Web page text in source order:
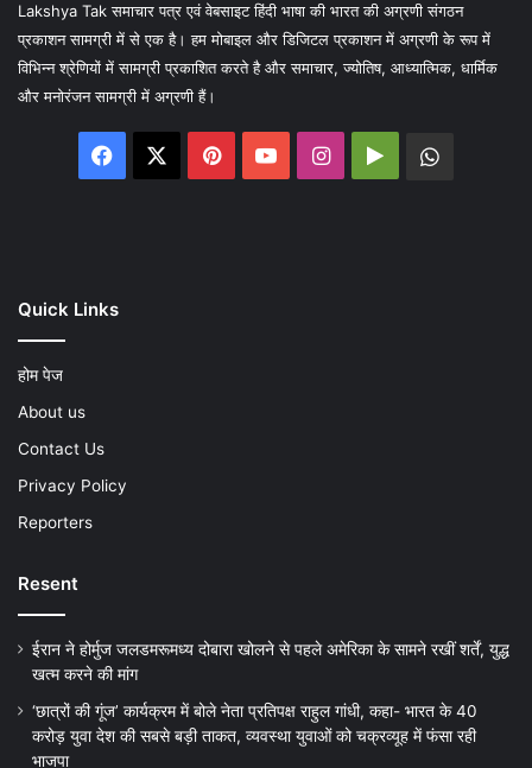
Lakshya Tak समाचार पत्र एवं वेबसाइट हिंदी भाषा की भारत की अग्रणी संगठन
प्रकाशन सामग्री में से एक है। हम मोबाइल और डिजिटल प्रकाशन में अग्रणी के रूप में
विभिन्न श्रेणियों में सामग्री प्रकाशित करते है और समाचार, ज्योतिष, आध्यात्मिक, धार्मिक
और मनोरंजन सामग्री में अग्रणी हैं।
Facebook PinterestYouTubeInstagram
Google
Quick Links
होम पेज
About us
Contact Us
Privacy Policy
Reporters
Resent
ईरान ने होर्मुज जलडमरूमध्य दोबारा खोलने से पहले अमेरिका के सामने रखीं शर्तें, युद्ध
खत्म करने की मांग
‘छात्रों की गूंज’ कार्यक्रम में बोले नेता प्रतिपक्ष राहुल गांधी, कहा- भारत के 40
करोड़ युवा देश की सबसे बड़ी ताकत, व्यवस्था युवाओं को चक्रव्यूह में फंसा रही
भाजपा